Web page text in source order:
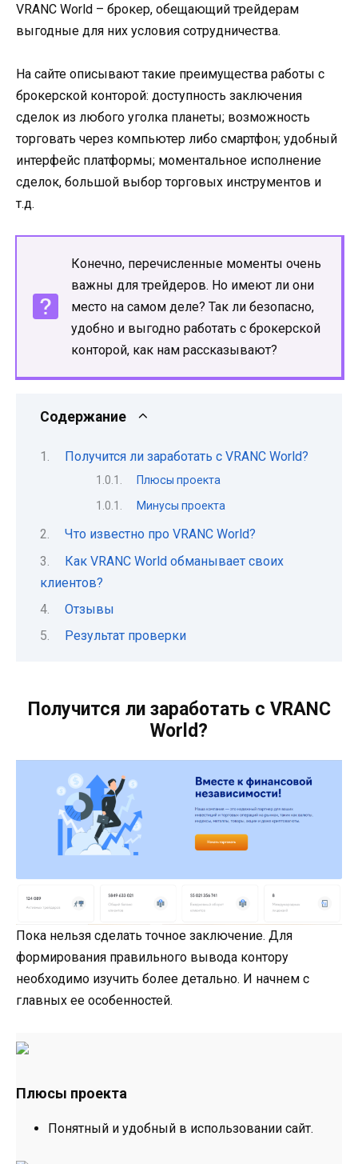
VRANC World – брокер, обещающий трейдерам
выгодные для них условия сотрудничества.
На сайте описывают такие преимущества работы с
брокерской конторой: доступность заключения
сделок из любого уголка планеты; возможность
торговать через компьютер либо смартфон; удобный
интерфейс платформы; моментальное исполнение
сделок, большой выбор торговых инструментов и
т.д.
Конечно, перечисленные моменты очень
важны для трейдеров. Но имеют ли они
место на самом деле? Так ли безопасно,
удобно и выгодно работать с брокерской
конторой, как нам рассказывают?
Содержание
Получится ли заработать с VRANC World?
Плюсы проекта
Минусы проекта
Что известно про VRANC World?
Как VRANC World обманывает своих
клиентов?
Отзывы
Результат проверки
Получится ли заработать с VRANC
World?
Пока нельзя сделать точное заключение. Для
формирования правильного вывода контору
необходимо изучить более детально. И начнем с
главных ее особенностей.
Плюсы проекта
Понятный и удобный в использовании сайт.